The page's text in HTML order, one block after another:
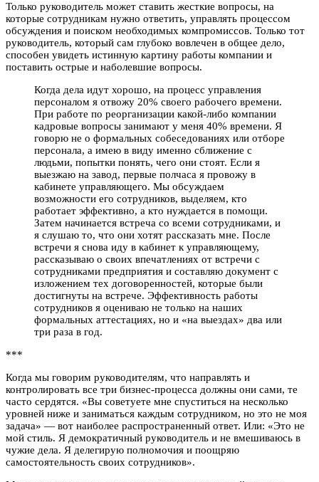
Только руководитель может ставить жесткие вопросы, на
которые сотрудникам нужно ответить, управлять процессом
обсуждения и поиском необходимых компромиссов. Только тот
руководитель, который сам глубоко вовлечен в общее дело,
способен увидеть истинную картину работы компании и
поставить острые и наболевшие вопросы.
Когда дела идут хорошо, на процесс управления
персоналом я отвожу 20% своего рабочего времени.
При работе по реорганизации какой-либо компании
кадровые вопросы занимают у меня 40% времени. Я
говорю не о формальных собеседованиях или отборе
персонала, а имею в виду именно сближение с
людьми, попытки понять, чего они стоят. Если я
выезжаю на завод, первые полчаса я провожу в
кабинете управляющего. Мы обсуждаем
возможности его сотрудников, выделяем, кто
работает эффективно, а кто нуждается в помощи.
Затем начинается встреча со всеми сотрудниками, и
я слушаю то, что они хотят рассказать мне. После
встречи я снова иду в кабинет к управляющему,
рассказываю о своих впечатлениях от встречи с
сотрудниками предприятия и составляю документ с
изложением тех договоренностей, которые были
достигнуты на встрече. Эффективность работы
сотрудников я оцениваю не только на наших
формальных аттестациях, но и «на выездах» два или
три раза в год.
***
Когда мы говорим руководителям, что направлять и
контролировать все три бизнес-процесса должны они сами, те
часто сердятся. «Вы советуете мне спуститься на несколько
уровней ниже и заниматься каждым сотрудником, но это не моя
задача» — вот наиболее распространенный ответ. Или: «Это не
мой стиль. Я демократичный руководитель и не вмешиваюсь в
чужие дела. Я делегирую полномочия и поощряю
самостоятельность своих сотрудников».